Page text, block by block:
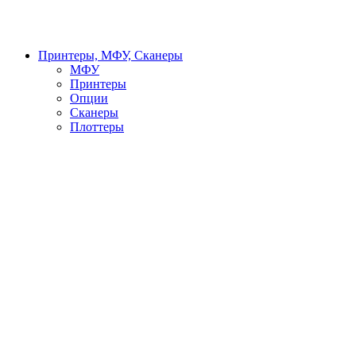
Принтеры, МФУ, Сканеры
МФУ
Принтеры
Опции
Сканеры
Плоттеры